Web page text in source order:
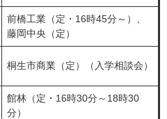
前橋工業（定・16時45分～）、
藤岡中央（定）
桐生市商業（定）（入学相談会）
館林（定・16時30分～18時30
分）